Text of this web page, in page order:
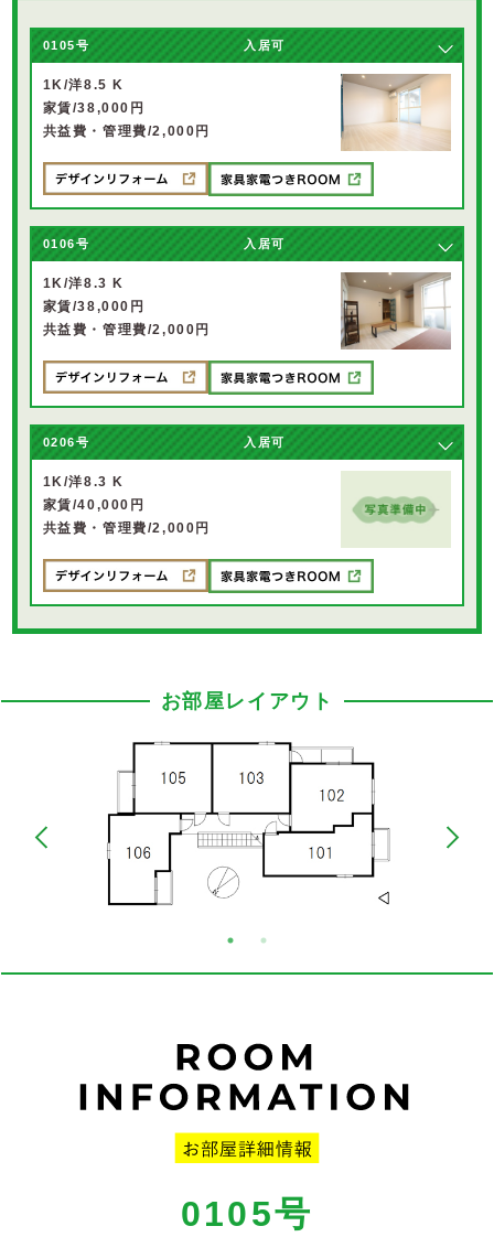
0105号 入居可
1K/洋8.5 K
家賃/38,000円
共益費・管理費/2,000円
0106号 入居可
1K/洋8.3 K
家賃/38,000円
共益費・管理費/2,000円
0206号 入居可
1K/洋8.3 K
家賃/40,000円
共益費・管理費/2,000円
お部屋レイアウト
0105号